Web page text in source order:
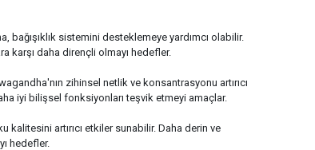
bağışıklık sistemini desteklemeye yardımcı olabilir.
karşı daha dirençli olmayı hedefler.
zihinsel netlik ve konsantrasyonu artırıcı
iyi bilişsel fonksiyonları teşvik etmeyi amaçlar.
artırıcı etkiler sunabilir. Daha derin ve
hedefler.